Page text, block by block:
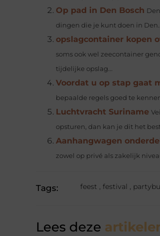
Op pad in Den Bosch
dingen die je kunt doen in
opslagcontainer kopen
soms ook wel zeecontainer
tijdelijke opslag...
Voordat u op stap gaat
bepaalde regels goed te
Luchtvracht Suriname
opsturen, dan kan je dit het
Aanhangwagen
zowel op privé als zakelijk
Tags: feest , festival ,
Lees deze